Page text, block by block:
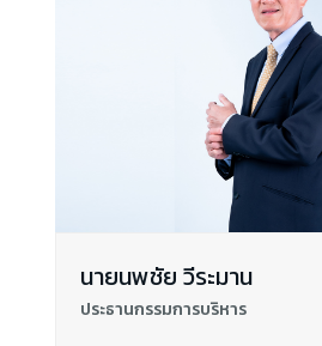
นายนพชัย วีระมาน
ประธานกรรมการบริหาร